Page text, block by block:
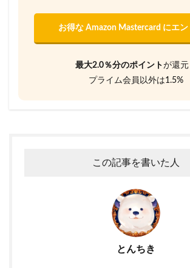
お得な Amazon Mastercard にエ
最大2.0％分のポイントが還元
プライム会員以外は1.5%
この記事を書いた人
とんちき